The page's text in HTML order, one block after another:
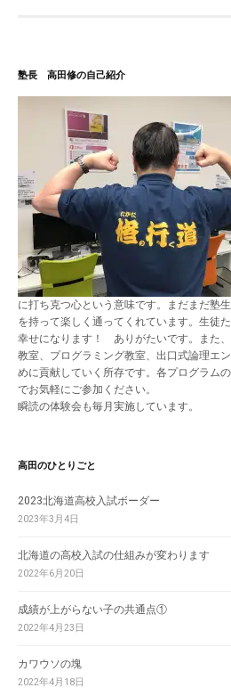
塾長 高田修の自己紹介
に打ち克つ心という意味です。まだまだ塾
を持って楽しく通ってくれています。生徒
幸せになります！ ありがたいです。また
教室、プログラミング教室、出口式論理エ
めに貢献していく所存です。各プログラム
でお気軽にご参加ください。
瞬読の体験会も毎月実施しています。
高田のひとりごと
2023北海道高校入試ボーダー
2023年3月4日
北海道の高校入試の仕組みが変わります
2022年6月20日
成績が上がらない子の共通点①
2022年4月23日
カワウソの塊
2022年4月18日